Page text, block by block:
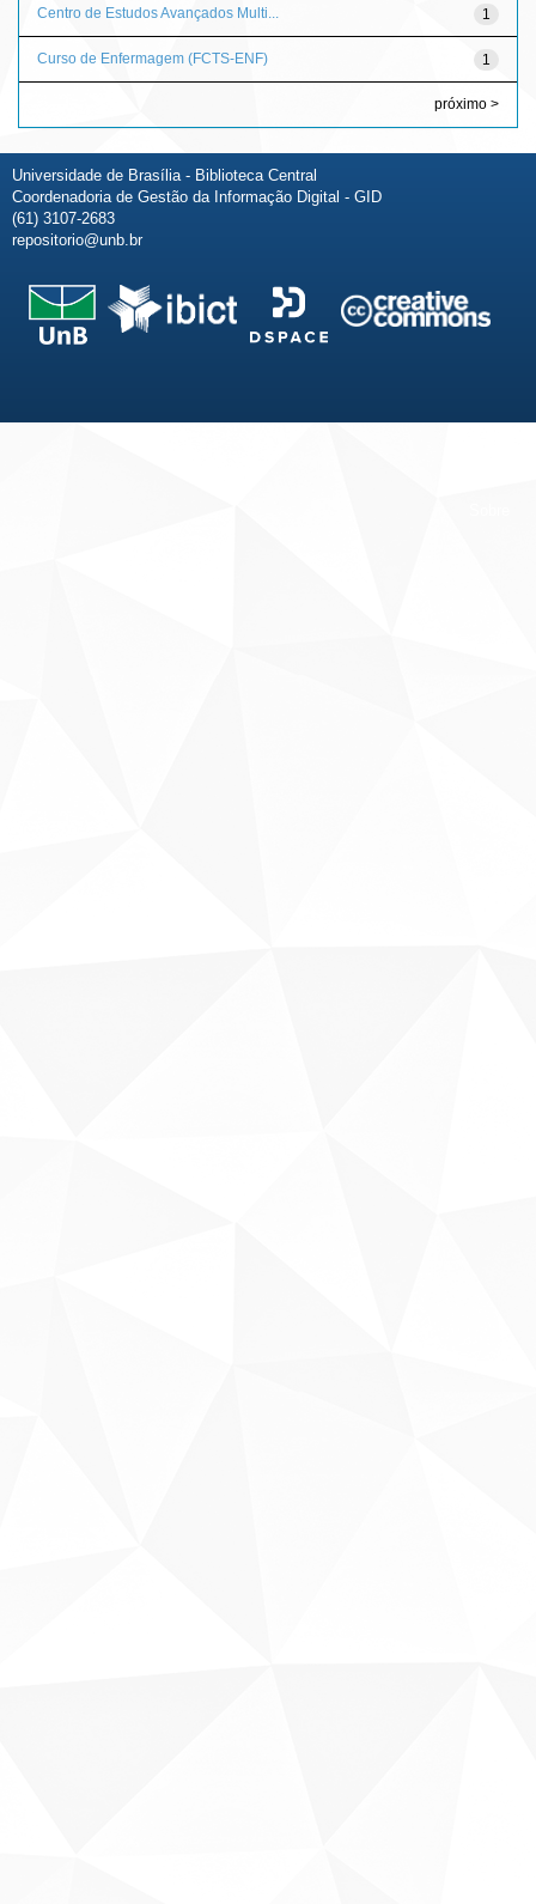
1
Centro de Estudos Avançados Multi...
1
Curso de Enfermagem (FCTS-ENF)
próximo >
Universidade de Brasília - Biblioteca Central
Coordenadoria de Gestão da Informação Digital - GID
(61) 3107-2683
repositorio@unb.br